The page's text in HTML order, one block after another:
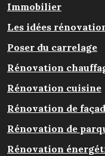
Immobilier
Les idées
Poser du carrelage
Rénovation
Rénovation cuisine
Rénovation de
Rénovation de
Rénovation